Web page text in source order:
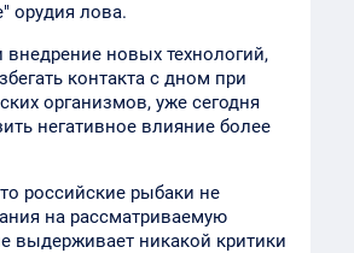
орудия лова.
новых технологий,
контакта с дном при
организмов, уже сегодня
негативное влияние более
российские рыбаки не
на рассматриваемую
выдерживает никакой критики